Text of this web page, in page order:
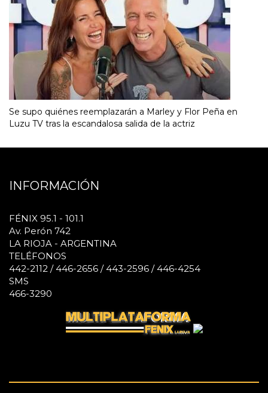
Se supo quiénes reemplazarán a Marley y Flor Peña en
Luzu TV tras la escandalosa salida de la actriz
INFORMACIÓN
FÉNIX 95.1 - 101.1
Av. Perón 742
LA RIOJA - ARGENTINA
TELÉFONOS
442-2112 / 446-2656 / 443-2596 / 446-4254
SMS
466-3290